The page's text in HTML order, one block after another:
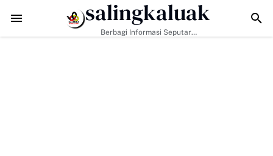
Data Sosial Jadi Kunci, Hj. Aida Dorong Nagari Aktif Pastikan
salingkaluak
Berbagi Informasi Seputar